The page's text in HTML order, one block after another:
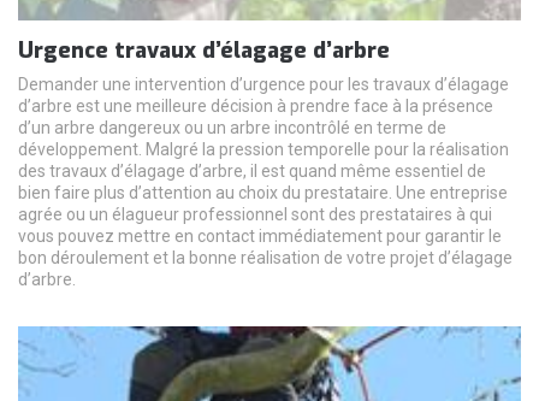
Urgence travaux d’élagage d’arbre
Demander une intervention d’urgence pour les travaux d’élagage
d’arbre est une meilleure décision à prendre face à la présence
d’un arbre dangereux ou un arbre incontrôlé en terme de
développement. Malgré la pression temporelle pour la réalisation
des travaux d’élagage d’arbre, il est quand même essentiel de
bien faire plus d’attention au choix du prestataire. Une entreprise
agrée ou un élagueur professionnel sont des prestataires à qui
vous pouvez mettre en contact immédiatement pour garantir le
bon déroulement et la bonne réalisation de votre projet d’élagage
d’arbre.